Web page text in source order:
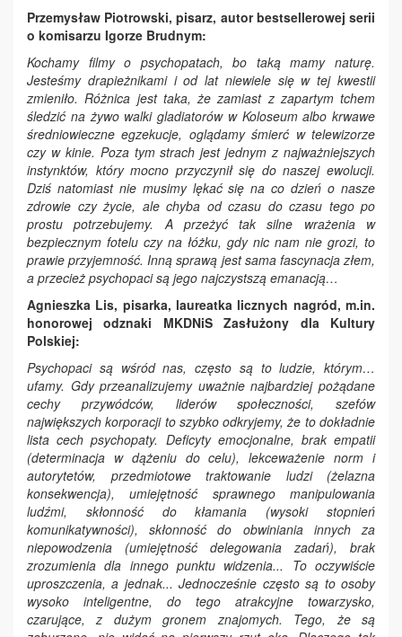
Przemysław Piotrowski, pisarz, autor bestsellerowej serii
o komisarzu Igorze Brudnym:
Kochamy filmy o psychopatach, bo taką mamy naturę.
Jesteśmy drapieżnikami i od lat niewiele się w tej kwestii
zmieniło. Różnica jest taka, że zamiast z zapartym tchem
śledzić na żywo walki gladiatorów w Koloseum albo krwawe
średniowieczne egzekucje, oglądamy śmierć w telewizorze
czy w kinie. Poza tym strach jest jednym z najważniejszych
instynktów, który mocno przyczynił się do naszej ewolucji.
Dziś natomiast nie musimy lękać się na co dzień o nasze
zdrowie czy życie, ale chyba od czasu do czasu tego po
prostu potrzebujemy. A przeżyć tak silne wrażenia w
bezpiecznym fotelu czy na łóżku, gdy nic nam nie grozi, to
prawie przyjemność. Inną sprawą jest sama fascynacja złem,
a przecież psychopaci są jego najczystszą emanacją…
Agnieszka Lis, pisarka, laureatka licznych nagród, m.in.
honorowej odznaki MKDNiS Zasłużony dla Kultury
Polskiej:
Psychopaci są wśród nas, często są to ludzie, którym…
ufamy. Gdy przeanalizujemy uważnie najbardziej pożądane
cechy przywódców, liderów społeczności, szefów
największych korporacji to szybko odkryjemy, że to dokładnie
lista cech psychopaty. Deficyty emocjonalne, brak empatii
(determinacja w dążeniu do celu), lekceważenie norm i
autorytetów, przedmiotowe traktowanie ludzi (żelazna
konsekwencja), umiejętność sprawnego manipulowania
ludźmi, skłonność do kłamania (wysoki stopnień
komunikatywności), skłonność do obwiniania innych za
niepowodzenia (umiejętność delegowania zadań), brak
zrozumienia dla innego punktu widzenia... To oczywiście
uproszczenia,a jednak...Jednocześnie często są to osoby
wysoko inteligentne, do tego atrakcyjne towarzysko,
czarujące, z dużym gronem znajomych. Tego, że są